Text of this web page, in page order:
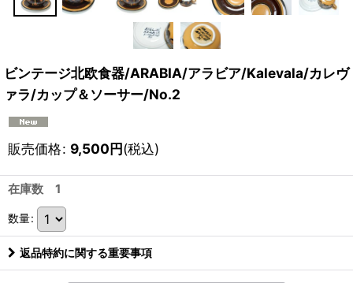
ビンテージ北欧食器/ARABIA/アラビア/Kalevala/カレヴ
ァラ/カップ＆ソーサー/No.2
販売価格: 9,500円(税込)
在庫数 1
数量:
返品特約に関する重要事項